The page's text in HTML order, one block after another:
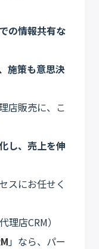
の情報共有な
施策も意思決
店販売に、こ
し、売上を伸
スにお任せく
店CRM）
」なら、パー